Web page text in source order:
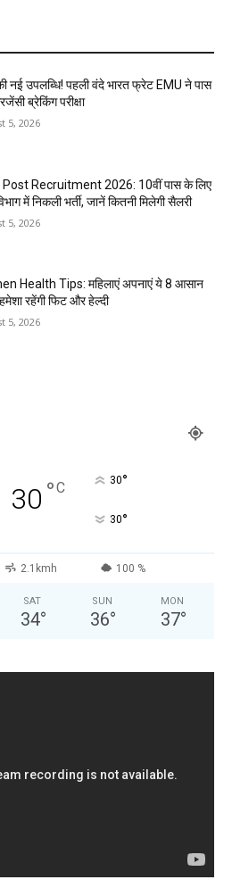
नई उपलब्धि! पहली वंदे भारत फ्रेट EMU ने पास
ब्रेकिंग परीक्षा
5, 2026
Post Recruitment 2026: 10वीं पास के लिए
में निकली भर्ती, जानें कितनी मिलेगी सैलरी
5, 2026
Health Tips: महिलाएं अपनाएं ये 8 आसान
रहेंगी फिट और हेल्दी
5, 2026
30 °C 30°
30°
2.1kmh 100 %
SAT
34°
SUN
36°
MON
37°